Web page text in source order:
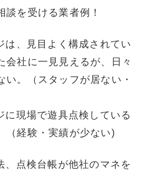
談を受ける業者例！
は、見目よく構成されてい
会社に一見見えるが、日々
い。（スタッフが居ない・
に現場で遊具点検している
（経験・実績が少ない)
、点検台帳が他社のマネを